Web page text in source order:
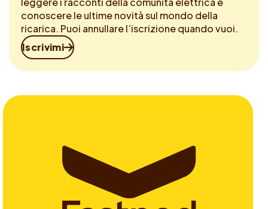
conoscere le ultime novità sul mondo della
ricarica. Puoi annullare l’iscrizione quando vuoi.
Iscrivimi